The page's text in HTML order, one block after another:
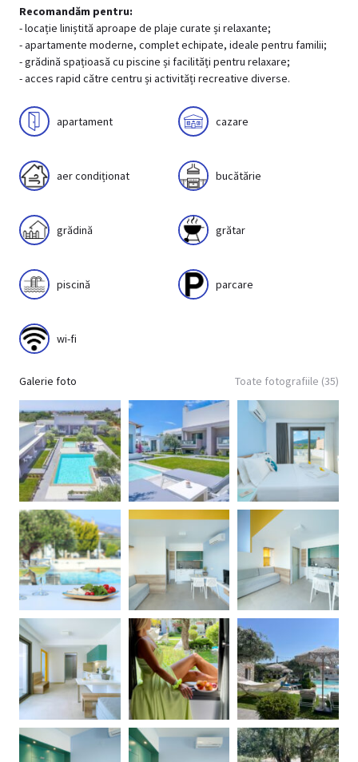
Recomandăm pentru:
- locație liniștită aproape de plaje curate și relaxante;
- apartamente moderne, complet echipate, ideale pentru familii;
- grădină spațioasă cu piscine și facilități pentru relaxare;
- acces rapid către centru și activități recreative diverse.
apartament cazare
aer condiționat bucătărie
grădină grătar
piscină parcare
wi-fi
Galerie foto Toate fotografiile (35)